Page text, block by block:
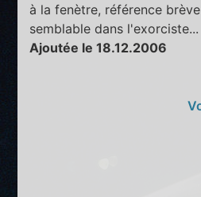
à la fenètre, référence
semblable dans l'exorciste...
Ajoutée le 18.12.2006